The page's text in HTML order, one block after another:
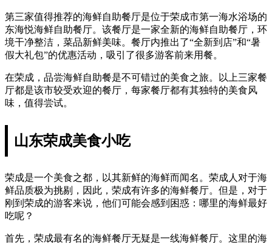
第三家值得推荐的海鲜自助餐厅是位于荣成市第一海水浴场的
东海悦海鲜自助餐厅。该餐厅是一家全新的海鲜自助餐厅，环
境干净整洁，菜品新鲜美味。餐厅内推出了“全新到店”和“暑
假大礼包”的优惠活动，吸引了很多游客前来用餐。
在荣成，品尝海鲜自助餐是不可错过的美食之旅。以上三家餐
厅都是该市较受欢迎的餐厅，每家餐厅都有其独特的美食风
味，值得尝试。
山东荣成美食小吃
荣成是一个美食之都，以其新鲜的海鲜而闻名。荣成人对于海
鲜品质极为挑剔，因此，荣成有许多的海鲜餐厅。但是，对于
刚到荣成的游客来说，他们可能会感到困惑：哪里的海鲜最好
吃呢？
首先，荣成最有名的海鲜餐厅无疑是一线海鲜餐厅。这里的海